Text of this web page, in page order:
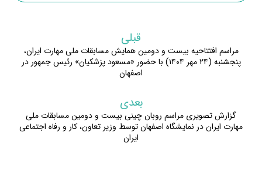
قبلی
مراسم افتتاحیه بیست و دومین همایش مسابقات ملی مهارت ایران،
پنجشنبه (۲۴ مهر ۱۴۰۴) با حضور «مسعود پزشکیان» رئیس جمهور در
اصفهان
بعدی
گزارش تصویری مراسم روبان چینی بیست و دومین مسابقات ملی
مهارت ایران در نمایشگاه اصفهان توسط وزیر تعاون، کار و رفاه اجتماعی
ایران